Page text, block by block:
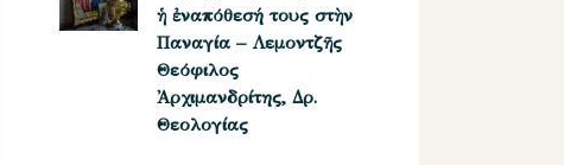
ἡ ἐναπόθεσή τους στὴν
Παναγία – Λεμοντζῆς
Θεόφιλος
Ἀρχιμανδρίτης, Δρ.
Θεολογίας